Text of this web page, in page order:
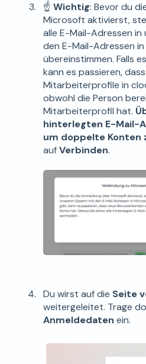
☝️ Wichtig: Bevor du
Microsoft aktivierst,
alle E-Mail-Adressen in
den E-Mail-Adressen
übereinstimmen. Falls
kann es passieren,
Mitarbeiterprofile in
obwohl die Person
Mitarbeiterprofil hat.
hinterlegten E-Mail-
um doppelte Konten
aufVerbinden.
Du wirst auf die Seite
weitergeleitet. Trage
Anmeldedaten ein.